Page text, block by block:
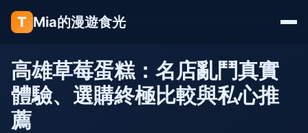
T Mia的漫遊食光
高雄草莓蛋糕：名店亂鬥真實
體驗、選購終極比較與私心推
薦